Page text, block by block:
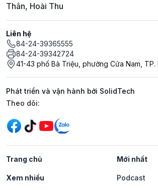
Thân, Hoài Thu
Liên hệ
84-24-39365555
84-24-39342724
41-43 phố Bà Triệu, phường Cửa Nam, TP.
Phát triển và vận hành bởi SolidTech
Mạng xã hội
Theo dõi:
Trang chủ Mới nhất
Xem nhiều Podcast